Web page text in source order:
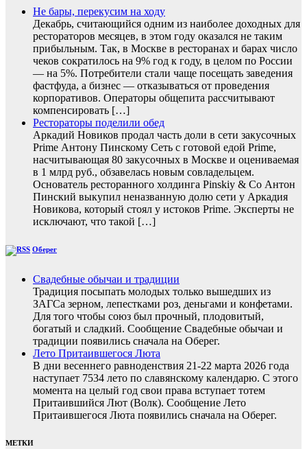
Не бары, перекусим на ходу
Декабрь, считающийся одним из наиболее доходных для
рестораторов месяцев, в этом году оказался не таким
прибыльным. Так, в Москве в ресторанах и барах число
чеков сократилось на 9% год к году, в целом по России
— на 5%. Потребители стали чаще посещать заведения
фастфуда, а бизнес — отказываться от проведения
корпоративов. Операторы общепита рассчитывают
компенсировать […]
Рестораторы поделили обед
Аркадий Новиков продал часть доли в сети закусочных
Prime Антону Пинскому Сеть с готовой едой Prime,
насчитывающая 80 закусочных в Москве и оцениваемая
в 1 млрд руб., обзавелась новым совладельцем.
Основатель ресторанного холдинга Pinskiy & Co Антон
Пинский выкупил неназванную долю сети у Аркадия
Новикова, который стоял у истоков Prime. Эксперты не
исключают, что такой […]
Оберег
Свадебные обычаи и традиции
Традиция посыпать молодых только вышедших из
ЗАГСа зерном, лепестками роз, деньгами и конфетами.
Для того чтобы союз был прочный, плодовитый,
богатый и сладкий. Сообщение Свадебные обычаи и
традиции появились сначала на Оберег.
Лето Притаившегося Люта
В дни весеннего равноденствия 21-22 марта 2026 года
наступает 7534 лето по славянскому календарю. С этого
момента на целый год свои права вступает тотем
Притаившийся Лют (Волк). Сообщение Лето
Притаившегося Люта появились сначала на Оберег.
МЕТКИ